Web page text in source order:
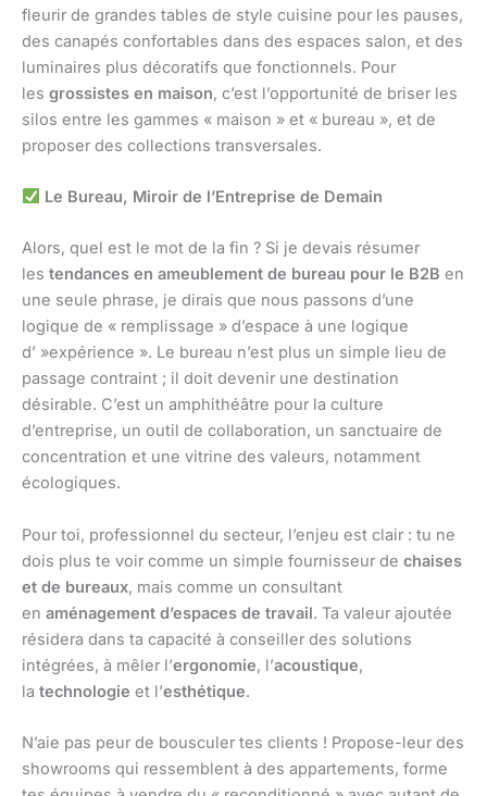
fleurir de grandes tables de style cuisine pour les pauses,
des canapés confortables dans des espaces salon, et des
luminaires plus décoratifs que fonctionnels. Pour
les grossistes en maison, c’est l’opportunité de briser les
silos entre les gammes « maison » et « bureau », et de
proposer des collections transversales.
Le Bureau, Miroir de l’Entreprise de Demain
Alors, quel est le mot de la fin ? Si je devais résumer
les tendances en ameublement de bureau pour le B2B en
une seule phrase, je dirais que nous passons d’une
logique de « remplissage » d’espace à une logique
d’ »expérience ». Le bureau n’est plus un simple lieu de
passage contraint ; il doit devenir une destination
désirable. C’est un amphithéâtre pour la culture
d’entreprise, un outil de collaboration, un sanctuaire de
concentration et une vitrine des valeurs, notamment
écologiques.
Pour toi, professionnel du secteur, l’enjeu est clair : tu ne
dois plus te voir comme un simple fournisseur de chaises
et de bureaux, mais comme un consultant
en aménagement d’espaces de travail. Ta valeur ajoutée
résidera dans ta capacité à conseiller des solutions
intégrées, à mêler l’ergonomie, l’acoustique,
la technologie et l’esthétique.
N’aie pas peur de bousculer tes clients ! Propose-leur des
showrooms qui ressemblent à des appartements, forme